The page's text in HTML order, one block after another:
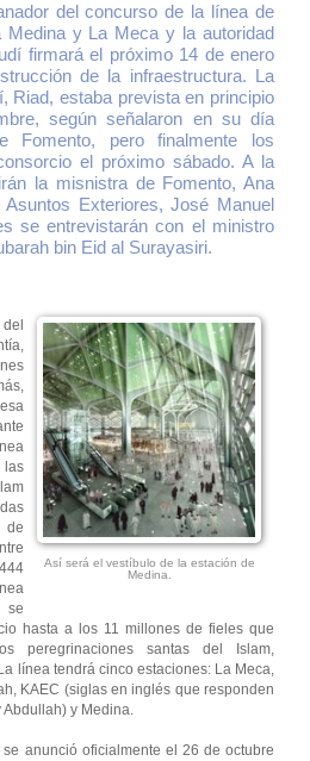
del concurso de la línea de
Medina y La Meca y la autoridad
firmará el próximo 14 de enero
de la infraestructura. La
Riad, estaba prevista en principio
según señalaron en su día
Fomento, pero finalmente los
el próximo sábado. A la
la misnistra de Fomento, Ana
Exteriores, José Manuel
se entrevistarán con el ministro
bin Eid al Surayasiri.
Así será el vestíbulo de la estación de
Medina.
las
se
hasta a los 11 millones de fieles que
santas del Islam,
línea tendrá cinco estaciones: La Meca,
KAEC (siglas en inglés que responden
y Medina.
anunció oficialmente el 26 de octubre